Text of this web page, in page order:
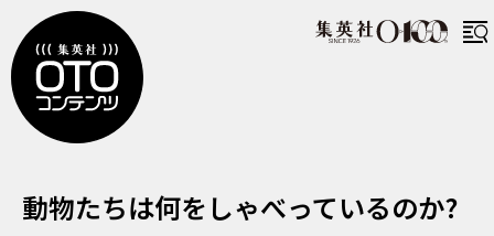
どうぶつたちはなにをしゃべっている
動物たちは何をしゃべっているのか?